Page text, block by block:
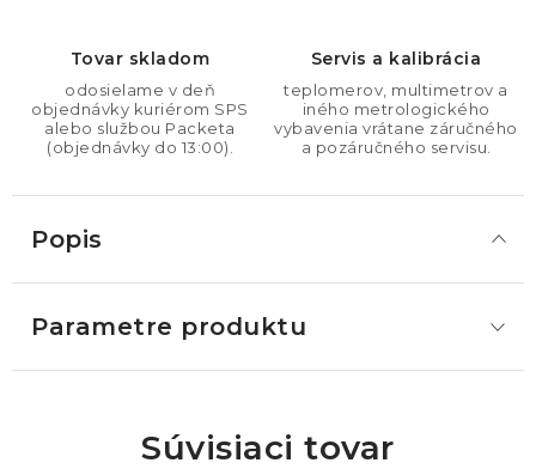
Tovar skladom
odosielame v deň
objednávky kuriérom SPS
alebo službou Packeta
(objednávky do 13:00).
Servis a kalibrácia
teplomerov, multimetrov a
iného metrologického
vybavenia vrátane záručného
a pozáručného servisu.
Popis
Parametre produktu
Súvisiaci tovar